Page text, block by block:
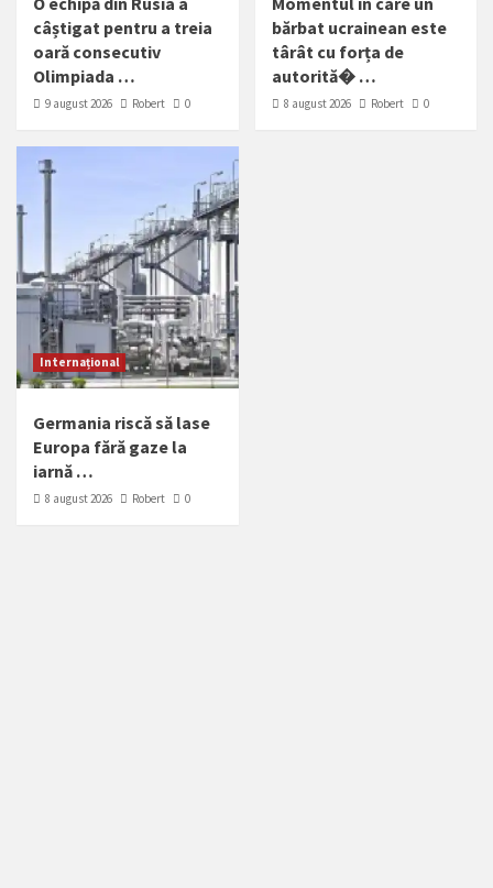
câștigat pentru a treia
oară consecutiv
Olimpiada …
9 august 2026 Robert 0
bărbat ucrainean este
târât cu forța de
autorită� …
8 august 2026 Robert 0
Internațional
Germania riscă să lase
Europa fără gaze la
iarnă …
8 august 2026 Robert 0